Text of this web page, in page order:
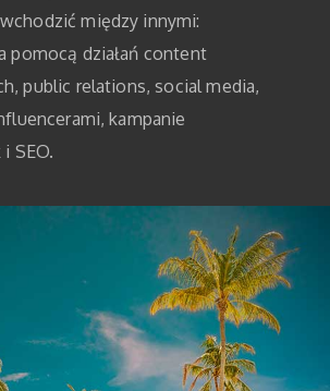
między innymi:
pomocą działań content
public relations, social media,
kampanie
SEO.